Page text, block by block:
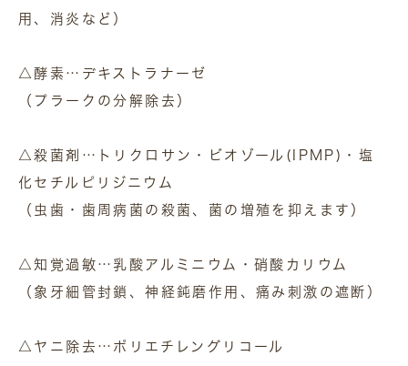
用、消炎など）
△酵素…デキストラナーゼ
（プラークの分解除去）
△殺菌剤…トリクロサン・ビオゾール(IPMP)・塩
化セチルピリジニウム
（虫歯・歯周病菌の殺菌、菌の増殖を抑えます）
△知覚過敏…乳酸アルミニウム・硝酸カリウム
（象牙細管封鎖、神経鈍磨作用、痛み刺激の遮断）
△ヤニ除去…ポリエチレングリコール